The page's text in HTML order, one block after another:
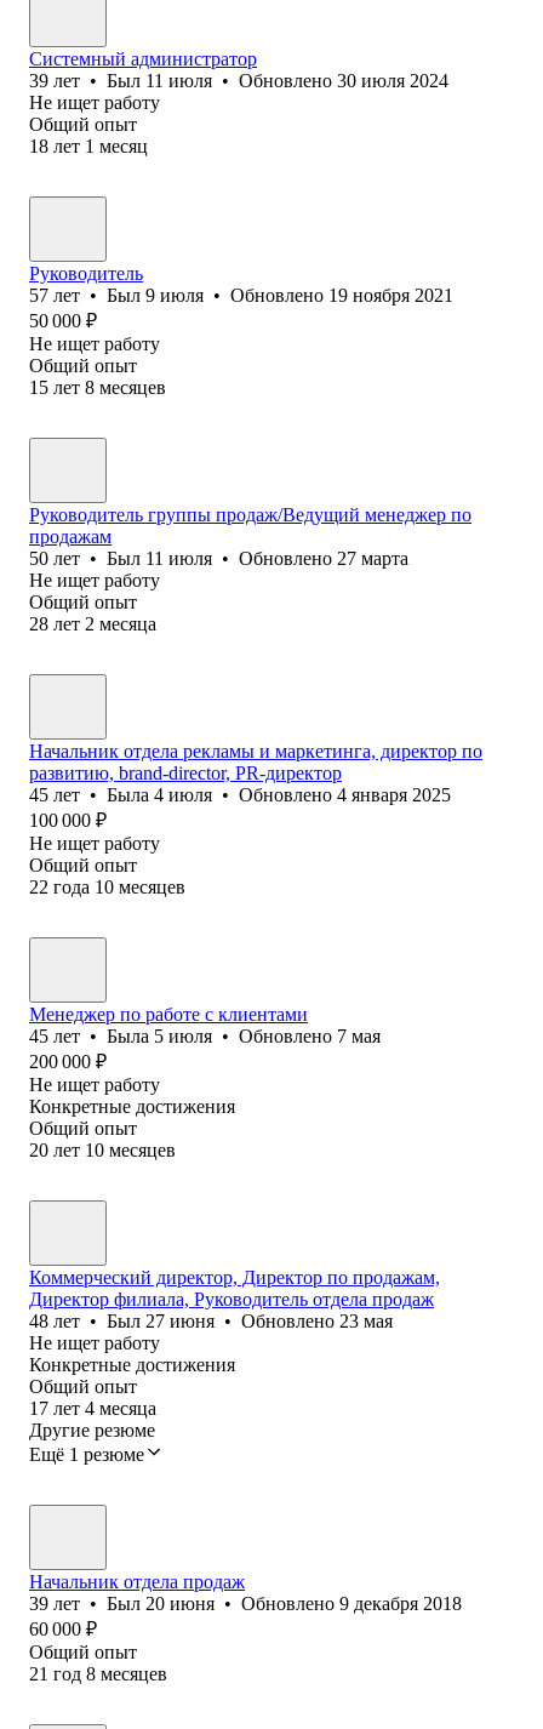
Системный администратор
39 лет • Был 11 июля • Обновлено 30 июля 2024
Не ищет работу
Общий опыт
18 лет 1 месяц
Руководитель
57 лет • Был 9 июля • Обновлено 19 ноября 2021
50 000 ₽
Не ищет работу
Общий опыт
15 лет 8 месяцев
Руководитель группы продаж/Ведущий менеджер по
продажам
50 лет • Был 11 июля • Обновлено 27 марта
Не ищет работу
Общий опыт
28 лет 2 месяца
Начальник отдела рекламы и маркетинга, директор по
развитию, brand-director, PR-директор
45 лет • Была 4 июля • Обновлено 4 января 2025
100 000 ₽
Не ищет работу
Общий опыт
22 года 10 месяцев
Менеджер по работе с клиентами
45 лет • Была 5 июля • Обновлено 7 мая
200 000 ₽
Не ищет работу
Конкретные достижения
Общий опыт
20 лет 10 месяцев
Коммерческий директор, Директор по продажам,
Директор филиала, Руководитель отдела продаж
48 лет • Был 27 июня • Обновлено 23 мая
Не ищет работу
Конкретные достижения
Общий опыт
17 лет 4 месяца
Другие резюме
Ещё 1 резюме
Начальник отдела продаж
39 лет • Был 20 июня • Обновлено 9 декабря 2018
60 000 ₽
Общий опыт
21 год 8 месяцев